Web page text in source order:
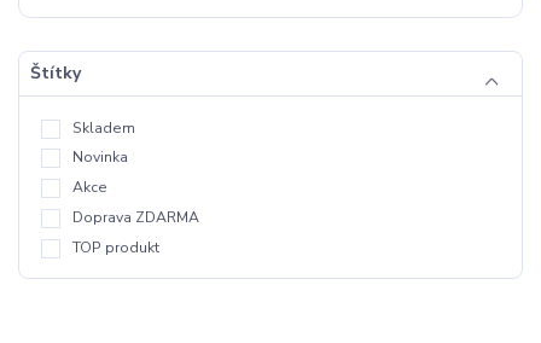
Štítky
Skladem
Novinka
Akce
Doprava ZDARMA
TOP produkt